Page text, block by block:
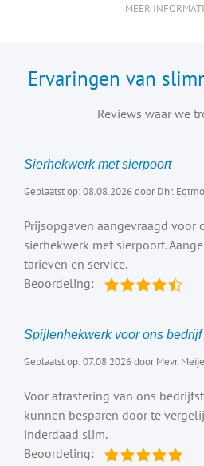
MEER
Ervaringen van
Reviews waar we
Sierhekwerk met sierpoort
Geplaatst op: 08.08.2026 door Dhr.
Prijsopgaven aangevraagd voor
sierhekwerk met sierpoort.
tarieven en service.
Beoordeling:
Spijlenhekwerk voor ons bedrijf
Geplaatst op: 07.08.2026 door Mevr.
Voor afrastering van ons
kunnen besparen door te
inderdaad slim.
Beoordeling: